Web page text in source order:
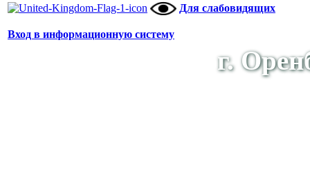
Для слабовидящих
Вход в информационную систему
г.